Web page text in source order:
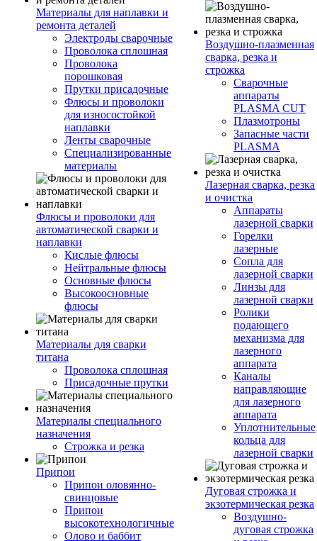
Материалы для наплавки и
ремонта деталей
Электроды сварочные
Проволока сплошная
Проволока
порошковая
Прутки присадочные
Флюсы и проволоки
для износостойкой
наплавки
Ленты сварочные
Специализированные
материалы
Флюсы и проволоки для
автоматической сварки и
наплавки
Кислые флюсы
Нейтральные флюсы
Основные флюсы
Высокоосновные
флюсы
Материалы для сварки
титана
Проволока сплошная
Присадочные прутки
Материалы специального
назначения
Строжка и резка
Припои
Припои оловянно-
свинцовые
Припои
высокотехнологичные
Олово и баббит
Воздушно-плазменная
сварка, резка и
строжка
Сварочные
аппараты
PLASMA CUT
Плазмотроны
Запасные части
PLASMA
Лазерная сварка, резка
и очистка
Аппараты
лазерной сварки
Горелки
лазерные
Сопла для
лазерной сварки
Линзы для
лазерной сварки
Ролики
подающего
механизма для
лазерного
аппарата
Каналы
направляющие
для лазерного
аппарата
Уплотнительные
кольца для
лазерной сварки
Дуговая строжка и
экзотермическая резка
Воздушно-
дуговая строжка